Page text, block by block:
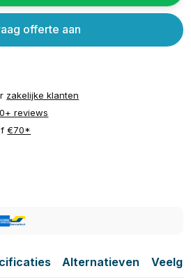
offerte aan
zakelijke klanten
reviews
€70*
Alternatieven